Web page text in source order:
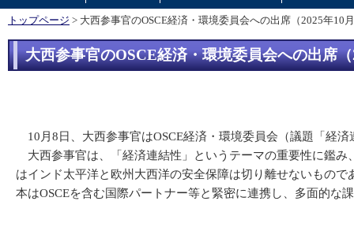
トップページ > 大西参事官のOSCE経済・環境委員会への出席（2025年10月
大西参事官のOSCE経済・環境委員会への出席
10月8日、大西参事官はOSCE経済・環境委員会（議題「経
大西参事官は、「経済連結性」というテーマの重要性に鑑み
はインド太平洋と欧州大西洋の安全保障は切り離せないもの
本はOSCEを含む国際パートナー等と緊密に連携し、多面的な